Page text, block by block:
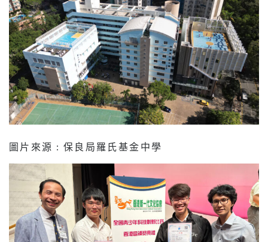
圖片來源 : 保良局羅氏基金中學